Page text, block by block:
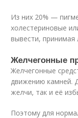
Из них 20% —
холестериновые
вывести, принимая
Желчегонные
Желчегонные
движению камней.
желчи, так и её
Поэтому для